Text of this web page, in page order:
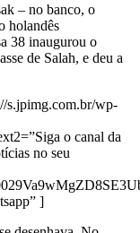
– no banco, o
holandês
38 inaugurou o
de Salah, e deu a
s.jpimg.com.br/wp-
o canal da
no seu
]